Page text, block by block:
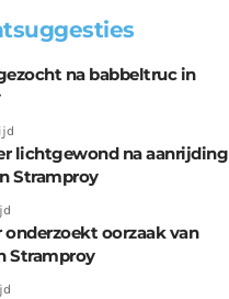
na babbeltruc in
lichtgewond na aanrijding
Stramproy
onderzoekt oorzaak van
Stramproy